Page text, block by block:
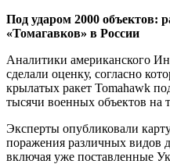
Под ударом 2000 объектов:
«Томагавков» в России
Аналитики американского
сделали оценку, согласно
крылатых ракет Tomahawk
тысячи военных объектов на
Эксперты опубликовали
поражения различных видов
включая уже поставленные